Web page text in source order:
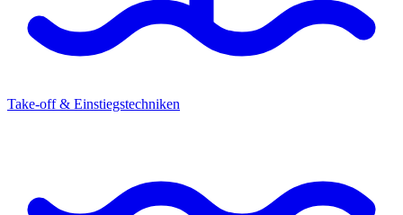
Take-off & Einstiegstechniken